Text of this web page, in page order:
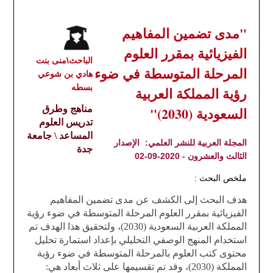
الباحث\منى بنت
هادي بن شوعي
بسطه
مناهج وطرق
تدريس العلوم
المساعد \ جامعة
جدة
"مدى تضمين المفاهيم
الفيزيائية بمقرر العلوم
المرحلة المتوسطة في ضوء
رؤية المملكة العربية
السعودية (2030)"
المجلة العربية للنشر العلمي:
الإصدار
الثالث والعشرون - 2020-09-02
ملخص البحث :
هدف البحث إلى الكشف عن مدىتضمين المفاهيم
الفيزيائية بمقرر العلوم المرحلة المتوسطة في ضوء رؤية
المملكة العربية السعودية (2030)، ولتحقيق هذا الهدف تم
استخدام المنهج الوصفي التحليلي بإعداد استمارة تحليل
محتوى كتب العلوم بالمرحلة المتوسطة في ضوء رؤية
المملكة (2030)، وقد تم تقسيمها على ثلاث أبعاد هي: